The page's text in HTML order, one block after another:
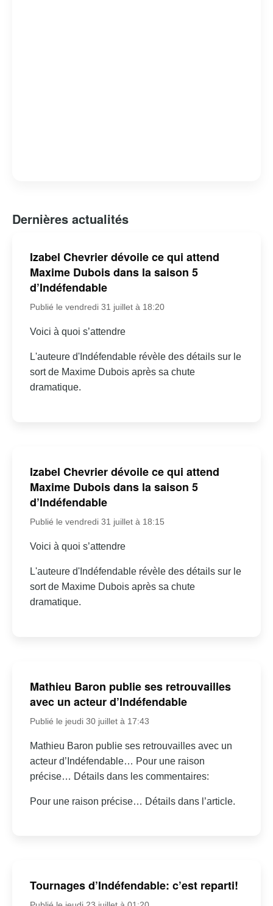
Dernières actualités
Izabel Chevrier dévoile ce qui attend
Maxime Dubois dans la saison 5
d’Indéfendable
Publié le vendredi 31 juillet à 18:20
Voici à quoi s’attendre
L'auteure d'Indéfendable révèle des détails sur le
sort de Maxime Dubois après sa chute
dramatique.
Izabel Chevrier dévoile ce qui attend
Maxime Dubois dans la saison 5
d’Indéfendable
Publié le vendredi 31 juillet à 18:15
Voici à quoi s’attendre
L'auteure d'Indéfendable révèle des détails sur le
sort de Maxime Dubois après sa chute
dramatique.
Mathieu Baron publie ses retrouvailles
avec un acteur d’Indéfendable
Publié le jeudi 30 juillet à 17:43
Mathieu Baron publie ses retrouvailles avec un
acteur d’Indéfendable… Pour une raison
précise… Détails dans les commentaires:
Pour une raison précise… Détails dans l’article.
Tournages d’Indéfendable: c’est reparti!